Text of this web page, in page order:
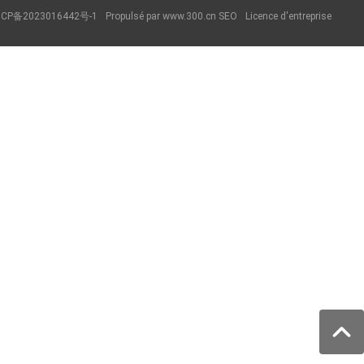
备2023016442号-1 Propulsé par www.300.cn SEO Licence d'entreprise